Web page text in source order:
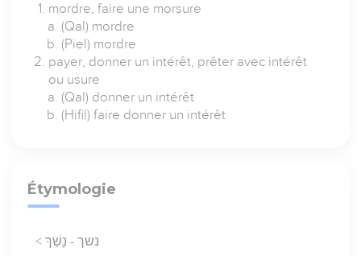
mordre, faire une morsure
(Qal) mordre
(Piel) mordre
payer, donner un intérêt, prêter avec intérêt
ou usure
(Qal) donner un intérêt
(Hifil) faire donner un intérêt
Étymologie
< נשך - נָשַׁךְ